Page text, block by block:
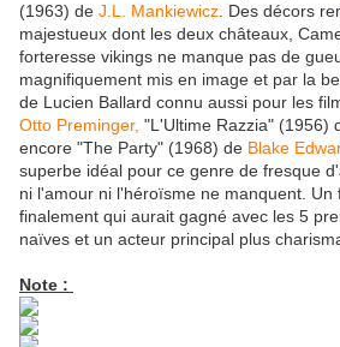
(1963) de J.L. Mankiewicz. Des décors
majestueux dont les deux châteaux,
forteresse vikings ne manque pas de
magnifiquement mis en image et par la
de Lucien Ballard connu aussi pour les
Otto Preminger, "L'Ultime Razzia" (1956)
encore "The Party" (1968) de Blake
superbe idéal pour ce genre de fresque
ni l'amour ni l'héroïsme ne manquent. Un
finalement qui aurait gagné avec les 5
naïves et un acteur principal plus
Note :